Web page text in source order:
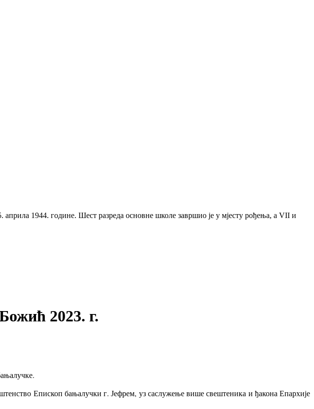
1944. године. Шест разреда основне школе завршио је у мјесту рођења, а VII и
2023. г.
Епископ бањалучки г. Јефрем, уз саслужење више свештеника и ђакона Епархије